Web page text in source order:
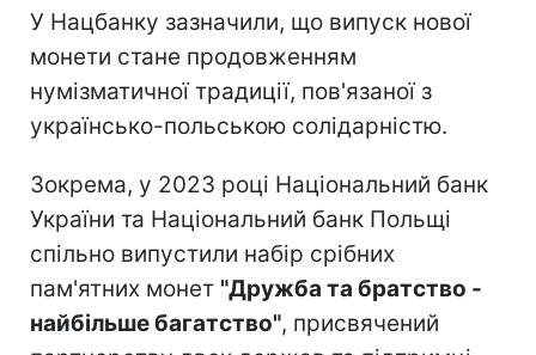
У Нацбанку зазначили, що випуск нової
монети стане продовженням
нумізматичної традиції, пов'язаної з
українсько-польською солідарністю.
Зокрема, у 2023 році Національний банк
України та Національний банк Польщі
спільно випустили набір срібних
пам'ятних монет "Дружба та братство -
найбільше багатство", присвячений